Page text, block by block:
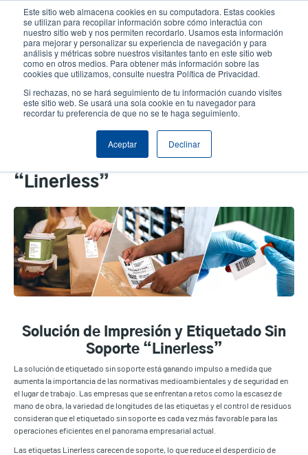
Este sitio web almacena cookies en su computadora. Estas cookies
se utilizan para recopilar información sobre cómo interactúa con
nuestro sitio web y nos permiten recordarlo. Usamos esta información
para mejorar y personalizar su experiencia de navegación y para
análisis y métricas sobre nuestros visitantes tanto en este sitio web
como en otros medios. Para obtener más información sobre las
cookies que utilizamos, consulte nuestra Política de Privacidad.
Si rechazas, no se hará seguimiento de tu información cuando visites
este sitio web. Se usará una sola cookie en tu navegador para
recordar tu preferencia de que no se te haga seguimiento.
Aceptar Declinar
contenido
principal
User
account
menu
User
Header
Selector de productos Soporte Técnico
Solución de Impresión y
Etiquetado Sin Soporte
“Linerless”
Solución de Impresión y Etiquetado Sin
Soporte “Linerless”
La solución de etiquetado sin soporte está ganando impulso a medida que
aumenta la importancia de las normativas medioambientales y de seguridad en
el lugar de trabajo. Las empresas que se enfrentan a retos como la escasez de
mano de obra, la variedad de longitudes de las etiquetas y el control de residuos
consideran que el etiquetado sin soporte es cada vez más favorable para las
operaciones eficientes en el panorama empresarial actual.
Las etiquetas Linerless carecen de soporte, lo que reduce el desperdicio de